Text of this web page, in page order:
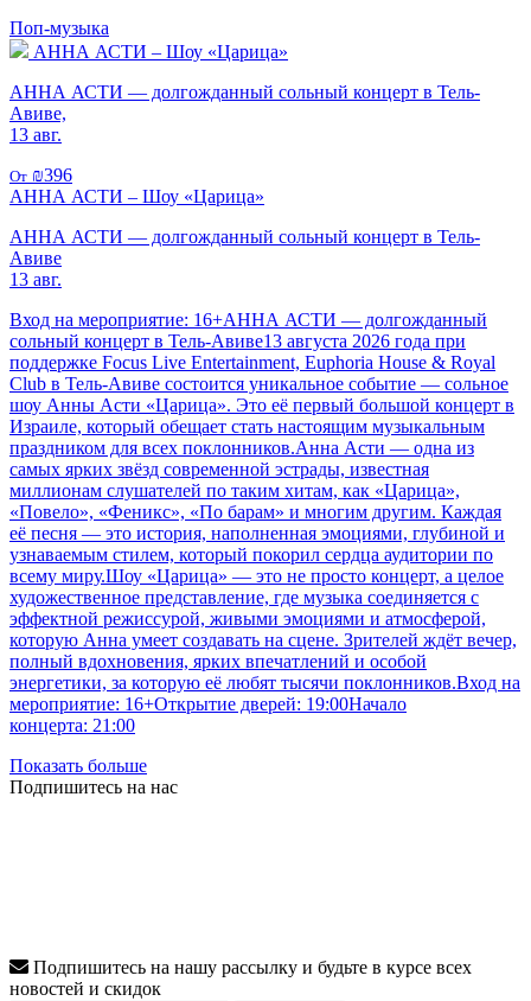
Поп-музыка
АННА АСТИ – Шоу «Царица»
АННА АСТИ — долгожданный сольный концерт в Тель-
Авиве,
13 авг.
От ₪396
АННА АСТИ – Шоу «Царица»
АННА АСТИ — долгожданный сольный концерт в Тель-
Авиве
13 авг.
Вход на мероприятие: 16+АННА АСТИ — долгожданный
сольный концерт в Тель-Авиве13 августа 2026 года при
поддержке Focus Live Entertainment, Euphoria House & Royal
Club в Тель-Авиве состоится уникальное событие — сольное
шоу Анны Асти «Царица». Это её первый большой концерт в
Израиле, который обещает стать настоящим музыкальным
праздником для всех поклонников.Анна Асти — одна из
самых ярких звёзд современной эстрады, известная
миллионам слушателей по таким хитам, как «Царица»,
«Повело», «Феникс», «По барам» и многим другим. Каждая
её песня — это история, наполненная эмоциями, глубиной и
узнаваемым стилем, который покорил сердца аудитории по
всему миру.Шоу «Царица» — это не просто концерт, а целое
художественное представление, где музыка соединяется с
эффектной режиссурой, живыми эмоциями и атмосферой,
которую Анна умеет создавать на сцене. Зрителей ждёт вечер,
полный вдохновения, ярких впечатлений и особой
энергетики, за которую её любят тысячи поклонников.Вход на
мероприятие: 16+Открытие дверей: 19:00Начало
концерта: 21:00
Показать больше
Подпишитесь на нас
Подпишитесь на нашу рассылку и будьте в курсе всех
новостей и скидок